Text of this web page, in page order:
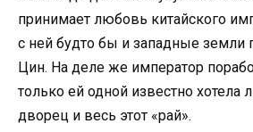
принимает любовь китайского
с ней будто бы и западные земли
Цин. На деле же император
только ей одной известно хотела
дворец и весь этот «рай».